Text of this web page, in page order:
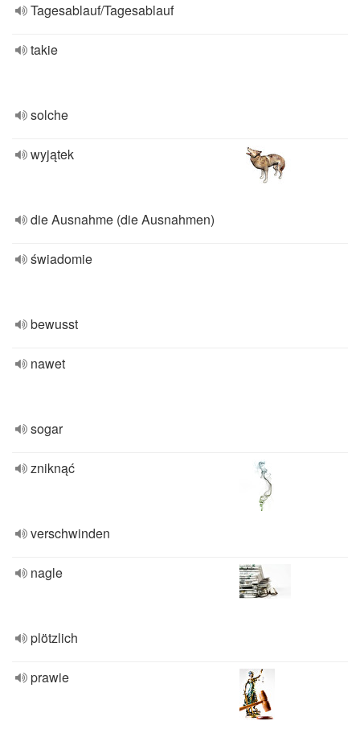
Tagesablauf/Tagesablauf
takie
solche
wyjątek
die Ausnahme (die Ausnahmen)
świadomie
bewusst
nawet
sogar
zniknąć
verschwinden
nagle
plötzlich
prawie